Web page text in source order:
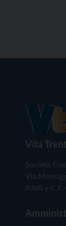
Vita
Società
Via
P.IVA e